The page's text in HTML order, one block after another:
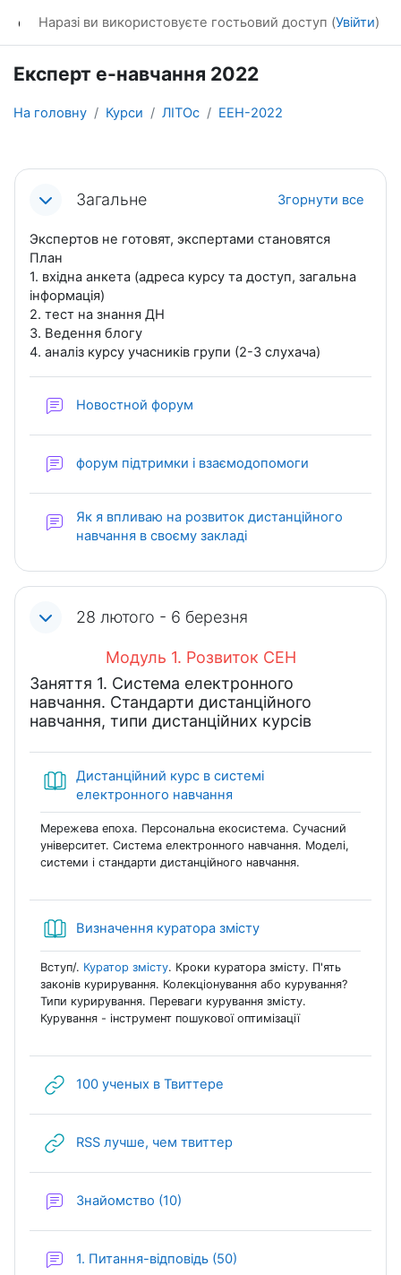
Наразі ви використовуєте гостьовий доступ (Увійти)
Експерт е-навчання 2022
На головну Курси ЛІТОс ЕЕН-2022
Схема розділу
Загальне Згорнути все
Экспертов не готовят, экспертами становятся
План
1. вхідна анкета (адреса курсу та доступ, загальна
інформація)
2. тест на знання ДН
3. Ведення блогу
4. аналіз курсу учасників групи (2-3 слухача)
Новостной форум
форум підтримки і взаємодопомоги
Як я впливаю на розвиток дистанційного
навчання в своєму закладі
28 лютого - 6 березня
Модуль 1. Розвиток СЕН
Заняття 1. Система електронного
навчання. Стандарти дистанційного
навчання, типи дистанційних курсів
Дистанційний курс в системі
електронного навчання
Мережева епоха. Персональна екосистема. Сучасний
університет. Система електронного навчання. Моделі,
системи і стандарти дистанційного навчання.
Визначення куратора змістуКнига
Вступ/. Куратор змісту. Кроки куратора змісту. П'ять
законів курирування. Колекціонування або курування?
Типи курирування. Переваги курування змісту.
Курування - інструмент пошукової оптимізації
100 ученых в Твиттере
RSS лучше, чем твиттерURL (веб-посилання)
Знайомство (10)
1. Питання-відповідь (50)